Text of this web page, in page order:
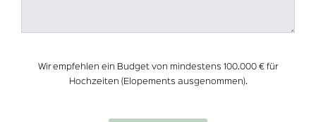
Wir empfehlen ein Budget von mindestens 100.000 € für
Hochzeiten (Elopements ausgenommen).